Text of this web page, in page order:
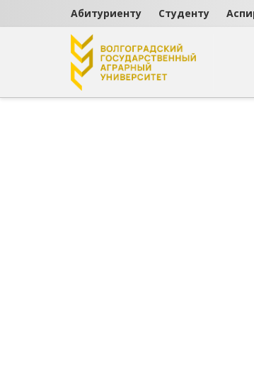
Абитуриенту Студенту